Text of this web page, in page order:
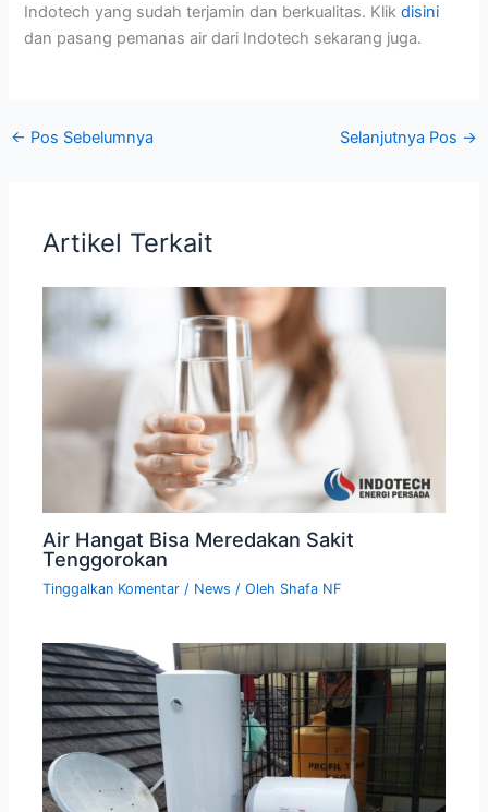
Indotech yang sudah terjamin dan berkualitas. Klikdisini
dan pasang pemanas air dari Indotech sekarang juga.
← Pos Sebelumnya Selanjutnya Pos →
Artikel Terkait
Air Hangat Bisa Meredakan Sakit
Tenggorokan
Tinggalkan Komentar / News / Oleh Shafa NF